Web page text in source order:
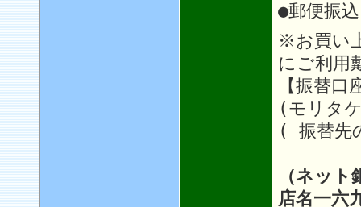
●郵便振込
※お買い
にご利用
【振替
(モリタ
( 振替先
（ネッ
店名一六